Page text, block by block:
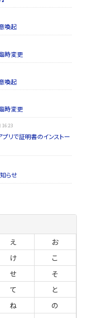
喚起
時変更
喚起
時変更
16:23
リで証明書のインストー
らせ
え
お
け
こ
せ
そ
て
と
ね
の